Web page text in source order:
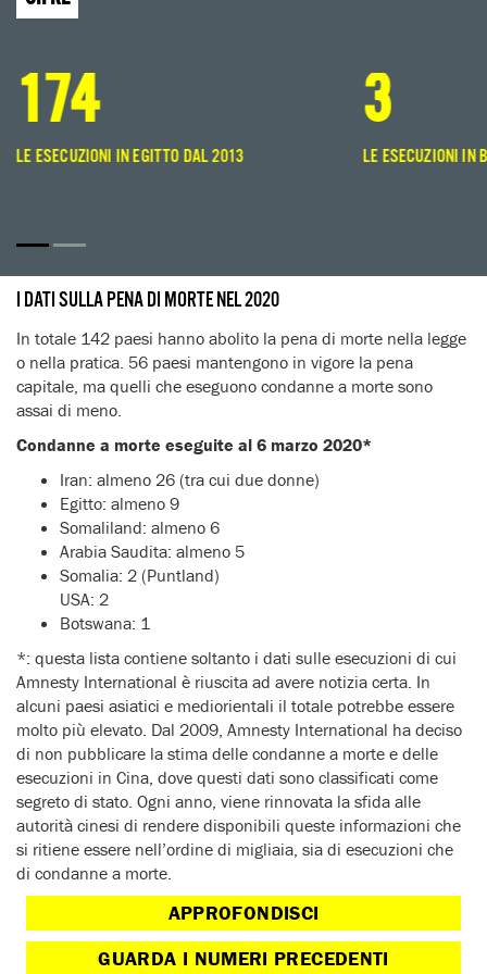
174
LE ESECUZIONI IN EGITTO DAL 2013
3
LE ESECUZIONI IN
I DATI SULLA PENA DI MORTE NEL 2020
In totale 142 paesi hanno abolito la pena di morte nella legge
o nella pratica. 56 paesi mantengono in vigore la pena
capitale, ma quelli che eseguono condanne a morte sono
assai di meno.
Condanne a morte eseguite al 6 marzo 2020*
Iran: almeno 26 (tra cui due donne)
Egitto: almeno 9
Somaliland: almeno 6
Arabia Saudita: almeno 5
Somalia: 2 (Puntland)
USA: 2
Botswana: 1
*: questa lista contiene soltanto i dati sulle esecuzioni di cui
Amnesty International è riuscita ad avere notizia certa. In
alcuni paesi asiatici e mediorientali il totale potrebbe essere
molto più elevato. Dal 2009, Amnesty International ha deciso
di non pubblicare la stima delle condanne a morte e delle
esecuzioni in Cina, dove questi dati sono classificati come
segreto di stato. Ogni anno, viene rinnovata la sfida alle
autorità cinesi di rendere disponibili queste informazioni che
si ritiene essere nell’ordine di migliaia, sia di esecuzioni che
di condanne a morte.
APPROFONDISCI
GUARDA I NUMERI PRECEDENTI